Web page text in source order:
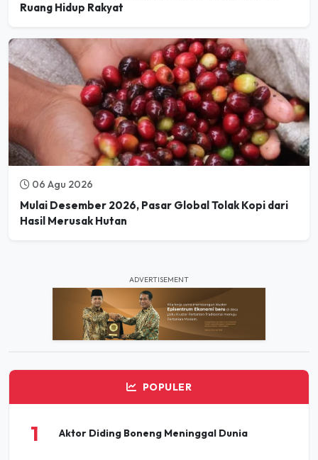
Ruang Hidup Rakyat
06 Agu 2026
Mulai Desember 2026, Pasar Global Tolak Kopi dari
Hasil Merusak Hutan
ADVERTISEMENT
POPULER
1 Aktor Diding Boneng Meninggal Dunia